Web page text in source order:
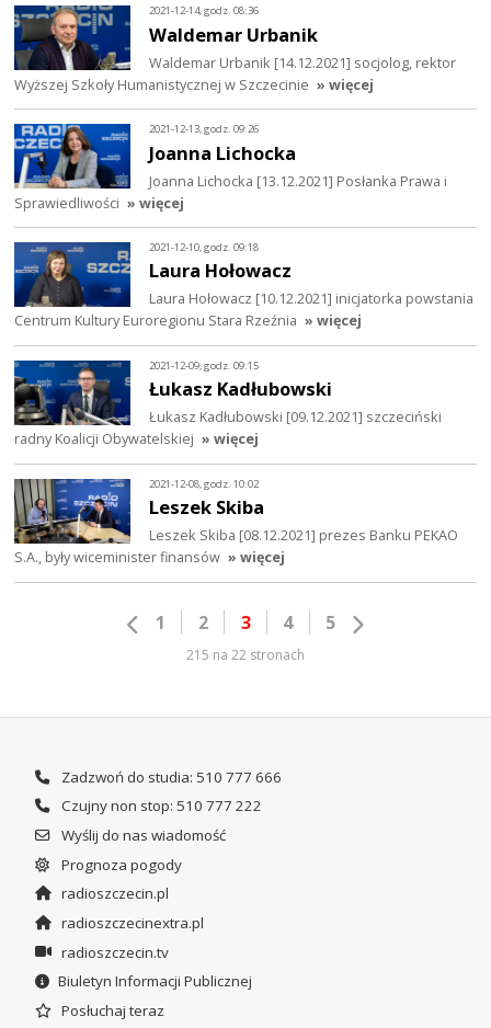
2021-12-14, godz. 08:36
Waldemar Urbanik
Waldemar Urbanik [14.12.2021] socjolog, rektor
Wyższej Szkoły Humanistycznej w Szczecinie » więcej
2021-12-13, godz. 09:26
Joanna Lichocka
Joanna Lichocka [13.12.2021] Posłanka Prawa i
Sprawiedliwości » więcej
2021-12-10, godz. 09:18
Laura Hołowacz
Laura Hołowacz [10.12.2021] inicjatorka powstania
Centrum Kultury Euroregionu Stara Rzeźnia » więcej
2021-12-09, godz. 09:15
Łukasz Kadłubowski
Łukasz Kadłubowski [09.12.2021] szczeciński
radny Koalicji Obywatelskiej » więcej
2021-12-08, godz. 10:02
Leszek Skiba
Leszek Skiba [08.12.2021] prezes Banku PEKAO
S.A., były wiceminister finansów » więcej
1 2 3 4 5
215 na 22 stronach
Zadzwoń do studia: 510 777 666
Czujny non stop: 510 777 222
Wyślij do nas wiadomość
Prognoza pogody
radioszczecin.pl
radioszczecinextra.pl
radioszczecin.tv
Biuletyn Informacji Publicznej
Posłuchaj teraz